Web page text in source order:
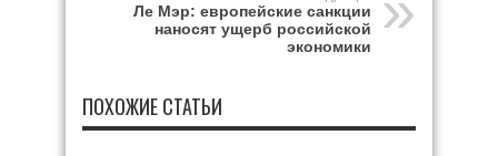
Ле Мэр: европейские санкции
наносят ущерб российской
экономики
ПОХОЖИЕ СТАТЬИ